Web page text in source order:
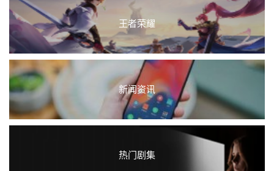
王者荣耀
新闻资讯
热门剧集